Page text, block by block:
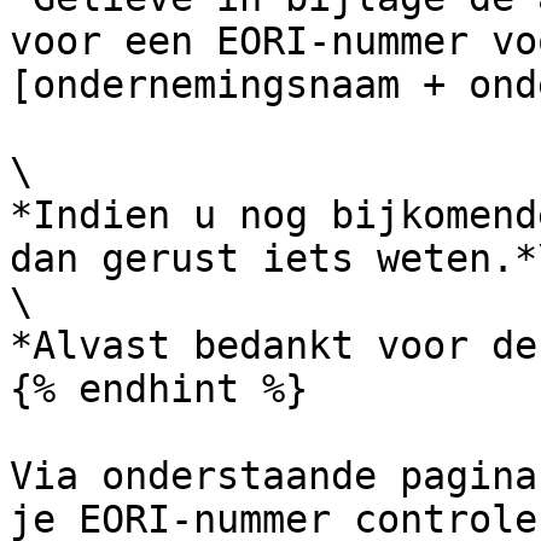
voor een EORI-nummer
[ondernemingsnaam +
\
*Indien u nog
dan gerust iets
\
*Alvast bedankt voor de
{% endhint %}
Via onderstaande
je EORI-nummer